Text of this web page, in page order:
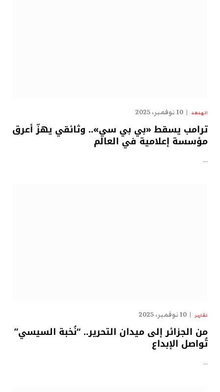
الهدهد 10 نوفمبر، 2025
ترامب يسقط «بي بي سي».. وثائقي يهزّ أعرق
مؤسسة إعلامية في العالم
…
تقارير 10 نوفمبر، 2025
من الجزائر إلى ميدان التحرير.. “نُخبة السيسي”
تُواصل الإبداع
…